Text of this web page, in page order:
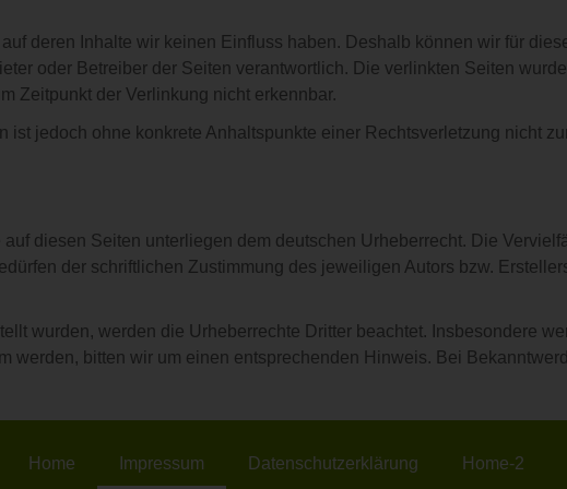
deren Inhalte wir keinen Einfluss haben. Deshalb können wir für
oder Betreiber der Seiten verantwortlich. Die verlinkten Seiten
Zeitpunkt der Verlinkung nicht erkennbar.
jedoch ohne konkrete Anhaltspunkte einer Rechtsverletzung nicht
diesen Seiten unterliegen dem deutschen Urheberrecht. Die
der schriftlichen Zustimmung des jeweiligen Autors bzw.
wurden, werden die Urheberrechte Dritter beachtet. Insbesondere
werden, bitten wir um einen entsprechenden Hinweis. Bei
Home Impressum Datenschutzerklärung Home-2